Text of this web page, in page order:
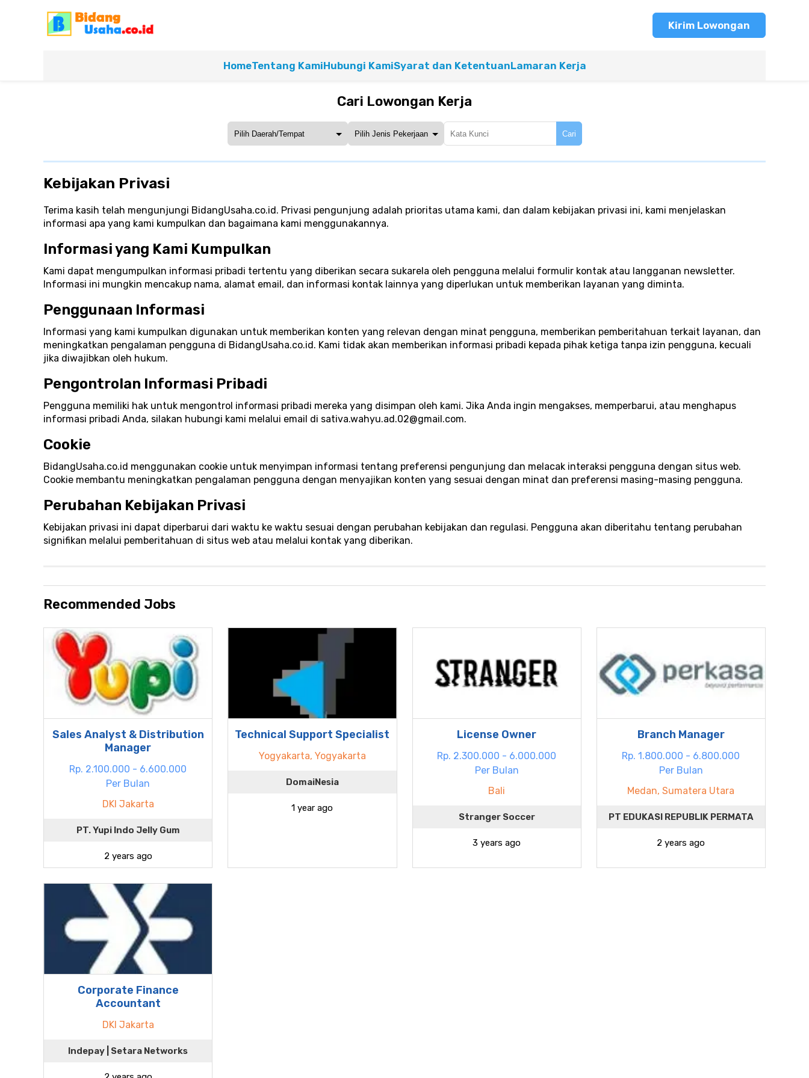
Kirim Lowongan
HomeTentang KamiHubungi KamiSyarat dan KetentuanLamaran Kerja
Cari Lowongan Kerja
Cari
Kebijakan Privasi
Terima kasih telah mengunjungi BidangUsaha.co.id. Privasi pengunjung adalah prioritas utama kami, dan dalam kebijakan privasi ini, kami menjelaskan
informasi apa yang kami kumpulkan dan bagaimana kami menggunakannya.
Informasi yang Kami Kumpulkan
Kami dapat mengumpulkan informasi pribadi tertentu yang diberikan secara sukarela oleh pengguna melalui formulir kontak atau langganan newsletter.
Informasi ini mungkin mencakup nama, alamat email, dan informasi kontak lainnya yang diperlukan untuk memberikan layanan yang diminta.
Penggunaan Informasi
Informasi yang kami kumpulkan digunakan untuk memberikan konten yang relevan dengan minat pengguna, memberikan pemberitahuan terkait layanan, dan
meningkatkan pengalaman pengguna di BidangUsaha.co.id. Kami tidak akan memberikan informasi pribadi kepada pihak ketiga tanpa izin pengguna, kecuali
jika diwajibkan oleh hukum.
Pengontrolan Informasi Pribadi
Pengguna memiliki hak untuk mengontrol informasi pribadi mereka yang disimpan oleh kami. Jika Anda ingin mengakses, memperbarui, atau menghapus
informasi pribadi Anda, silakan hubungi kami melalui email di sativa.wahyu.ad.02@gmail.com.
Cookie
BidangUsaha.co.id menggunakan cookie untuk menyimpan informasi tentang preferensi pengunjung dan melacak interaksi pengguna dengan situs web.
Cookie membantu meningkatkan pengalaman pengguna dengan menyajikan konten yang sesuai dengan minat dan preferensi masing-masing pengguna.
Perubahan Kebijakan Privasi
Kebijakan privasi ini dapat diperbarui dari waktu ke waktu sesuai dengan perubahan kebijakan dan regulasi. Pengguna akan diberitahu tentang perubahan
signifikan melalui pemberitahuan di situs web atau melalui kontak yang diberikan.
Recommended Jobs
Sales Analyst & Distribution
Manager
Rp. 2.100.000 - 6.600.000
Per Bulan
DKI Jakarta
PT. Yupi Indo Jelly Gum
2 years ago
Technical Support Specialist
Yogyakarta, Yogyakarta
DomaiNesia
1 year ago
License Owner
Rp. 2.300.000 - 6.000.000
Per Bulan
Bali
Stranger Soccer
3 years ago
Branch Manager
Rp. 1.800.000 - 6.800.000
Per Bulan
Medan, Sumatera Utara
PT EDUKASI REPUBLIK PERMATA
2 years ago
Corporate Finance
Accountant
DKI Jakarta
Indepay | Setara Networks